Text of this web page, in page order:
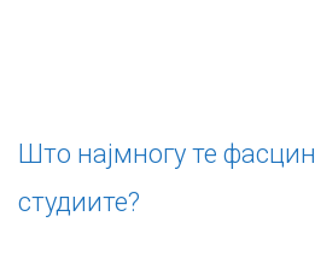
Што најмногу те
студиите?